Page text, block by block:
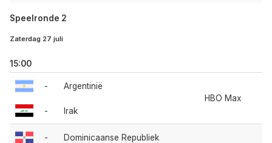
Speelronde 2
Zaterdag 27 juli
15:00
-
-
Argentinië
Irak
HBO Max
- Dominicaanse Republiek